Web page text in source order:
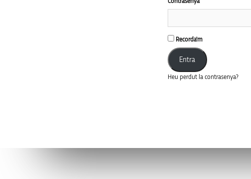
Recorda'm
Heu perdut la contrasenya?